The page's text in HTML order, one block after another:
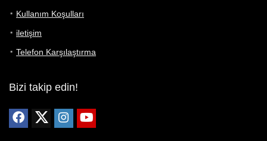
Kullanım Koşulları
iletişim
Telefon Karşılaştırma
Bizi takip edin!